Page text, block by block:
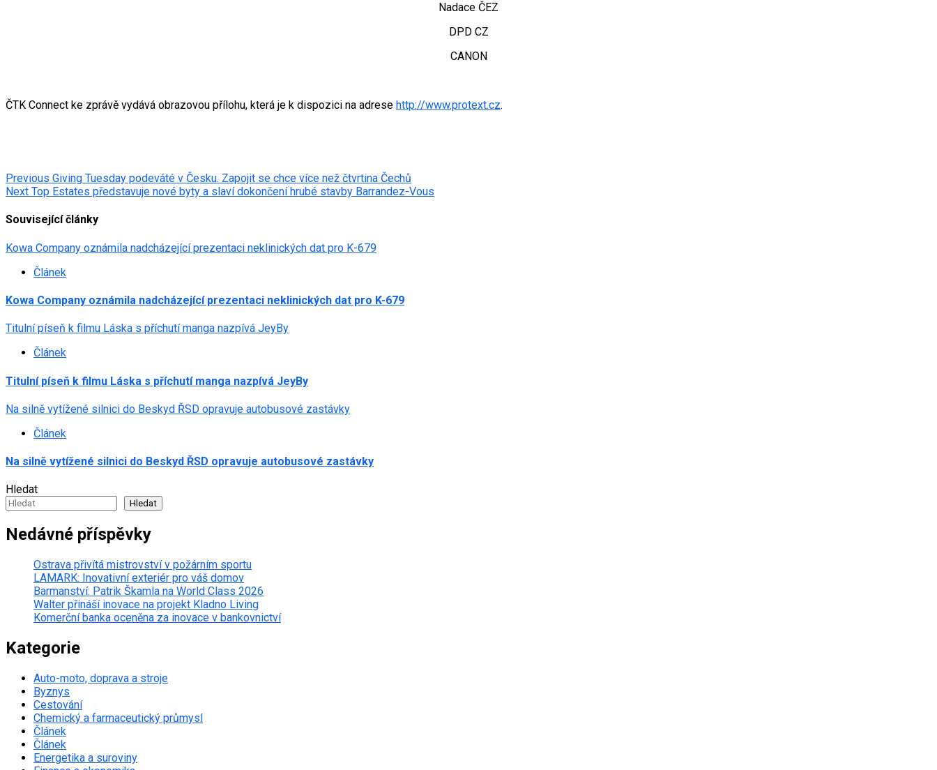
Nadace ČEZ
DPD CZ
CANON
ČTK Connect ke zprávě vydává obrazovou přílohu, která je k dispozici na adrese http://www.protext.cz.
Post
navigation
Previous Giving Tuesday podeváté v Česku. Zapojit se chce více než čtvrtina Čechů
Next Top Estates představuje nové byty a slaví dokončení hrubé stavby Barrandez-Vous
Související články
Kowa Company oznámila nadcházející prezentaci neklinických dat pro K-679
Článek
Kowa Company oznámila nadcházející prezentaci neklinických dat pro K-679
Titulní píseň k filmu Láska s příchutí manga nazpívá JeyBy
Článek
Titulní píseň k filmu Láska s příchutí manga nazpívá JeyBy
Na silně vytížené silnici do Beskyd ŘSD opravuje autobusové zastávky
Článek
Na silně vytížené silnici do Beskyd ŘSD opravuje autobusové zastávky
Hledat
Hledat
Nedávné příspěvky
Ostrava přivítá mistrovství v požárním sportu
LAMARK: Inovativní exteriér pro váš domov
Barmanství: Patrik Škamla na World Class 2026
Walter přináší inovace na projekt Kladno Living
Komerční banka oceněna za inovace v bankovnictví
Kategorie
Auto-moto, doprava a stroje
Byznys
Cestování
Chemický a farmaceutický průmysl
Článek
Článek
Energetika a suroviny